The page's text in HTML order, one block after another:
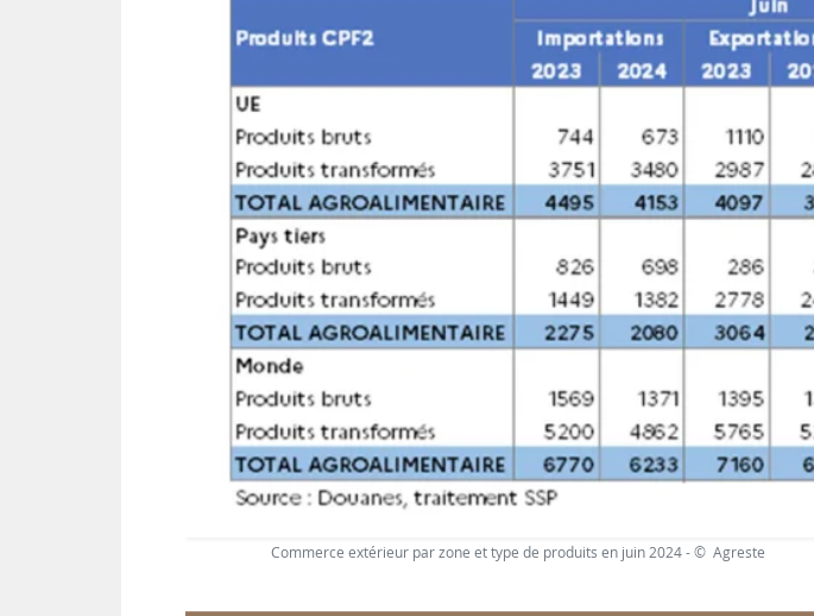
Commerce extérieur par zone et type de produits en juin 2024 - © Agreste